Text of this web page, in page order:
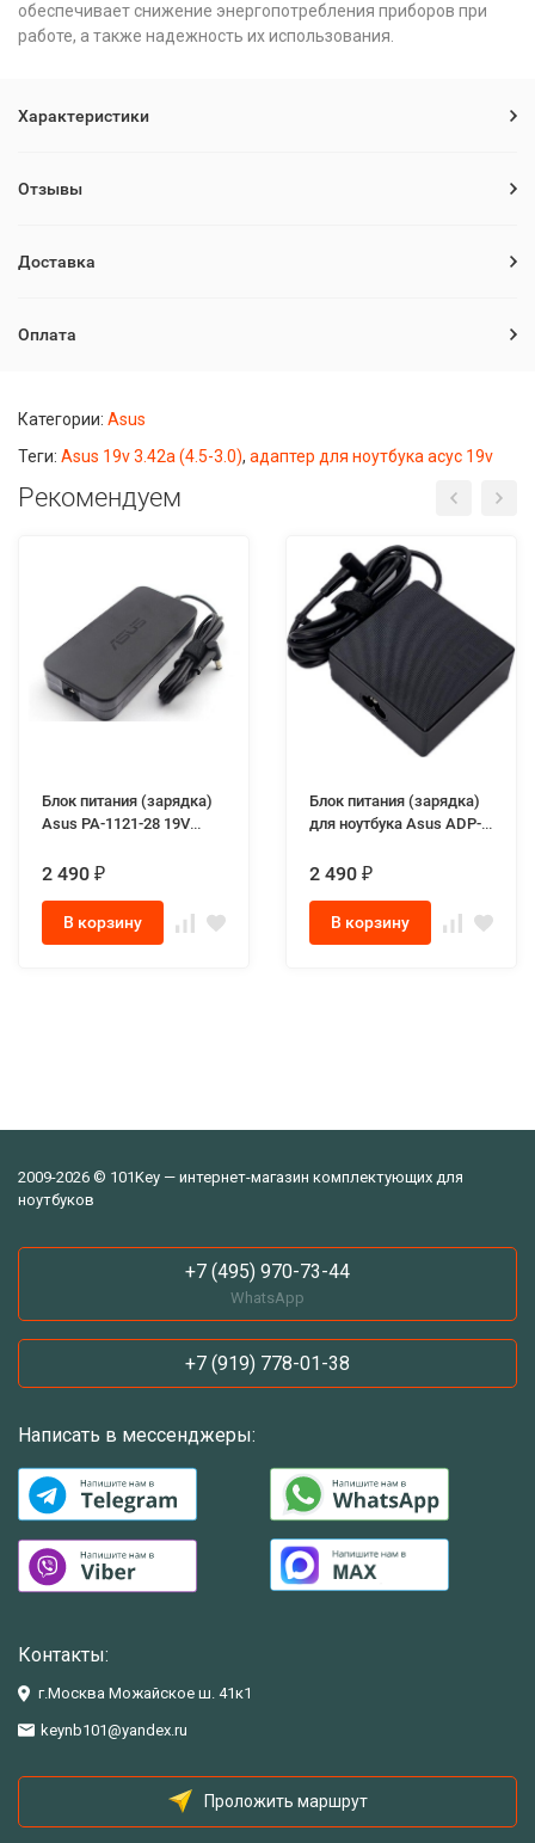
обеспечивает снижение энергопотребления приборов при
работе, а также надежность их использования.
Характеристики
Отзывы
Доставка
Оплата
Категории: Asus
Теги: Asus 19v 3.42a (4.5-3.0), адаптер для ноутбука асус 19v
Рекомендуем
Блок питания (зарядка)
Asus PA-1121-28 19V
3.7 mm для ноутбуков
series
2 490 ₽
В корзину
Блок питания (зарядка)
для ноутбука Asus ADP-
разъём 4.5-3.0mm
2 490 ₽
В корзину
2009-2026 © 101Key — интернет-магазин комплектующих для
ноутбуков
+7 (495) 970-73-44
WhatsApp
+7 (919) 778-01-38
Написать в мессенджеры:
Контакты:
г.Москва Можайское ш. 41к1
keynb101@yandex.ru
Проложить маршрут